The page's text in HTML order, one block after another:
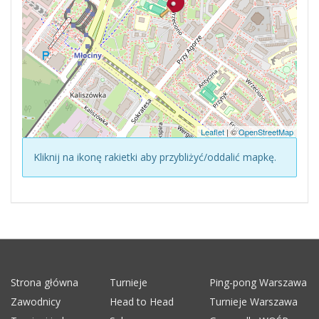
Leaflet| ©OpenStreetMap
Kliknij na ikonę rakietki aby przybliżyć/oddalić mapkę.
Strona główna Turnieje
Ping-pong Warszawa
Zawodnicy
Head to Head
Turnieje Warszawa